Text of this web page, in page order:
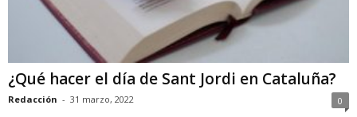
¿Qué hacer el día de Sant Jordi en Cataluña?
Redacción - 31 marzo, 2022 0